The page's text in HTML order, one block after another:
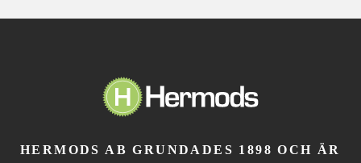
HERMODS AB GRUNDADES 1898 OCH ÄR